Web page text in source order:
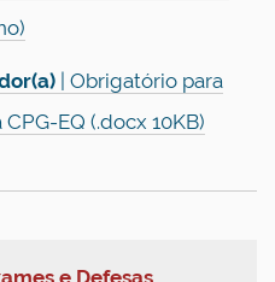
| Obrigatório para
EQ (.docx 10KB)
e Defesas